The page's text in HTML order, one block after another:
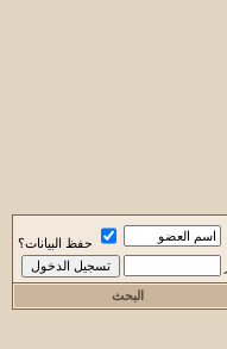
حفظ البيانات؟
البحث